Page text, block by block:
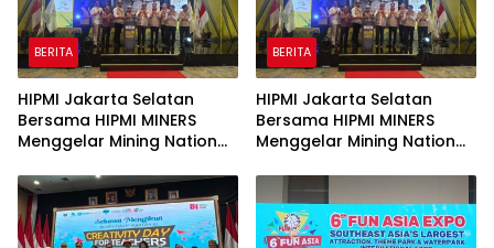
BERITA
HIPMI Jakarta Selatan
Bersama HIPMI MINERS
Menggelar Mining Nation
Indah Golf Jakarta
BERITA
HIPMI Jakarta Selatan
Bersama HIPMI MINERS
Menggelar Mining Nation
Indah Golf Jakarta